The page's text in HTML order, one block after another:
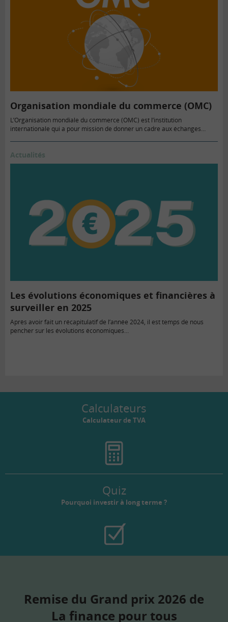
Organisation mondiale du commerce (OMC)
L’Organisation mondiale du commerce (OMC) est l’institution
internationale qui a pour mission de donner un cadre aux échanges…
Actualités
Les évolutions économiques et financières à
surveiller en 2025
Après avoir fait un récapitulatif de l’année 2024, il est temps de nous
pencher sur les évolutions économiques…
Calculateurs
Calculateur de TVA
Quiz
Pourquoi investir à long terme ?
Remise du Grand prix 2026 de
La finance pour tous